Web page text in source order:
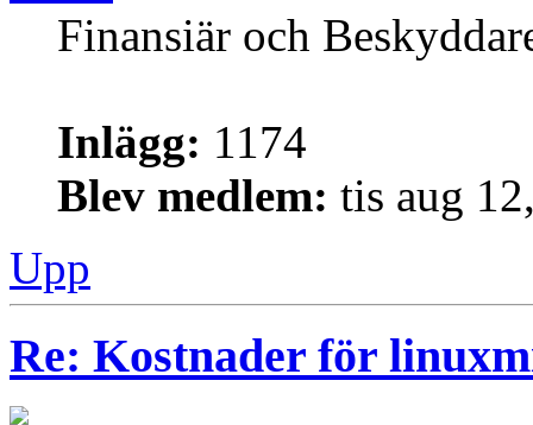
Finansiär och
Inlägg: 1174
Blev medlem: tis aug
Upp
Re: Kostnader för